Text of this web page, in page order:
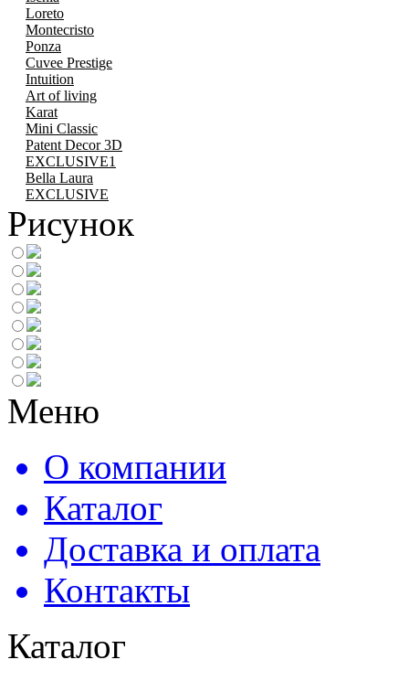
Loreto
Montecristo
Ponza
Cuvee Prestige
Intuition
Art of living
Karat
Mini Classic
Patent Decor 3D
EXCLUSIVE1
Bella Laura
EXCLUSIVE
Рисунок
Меню
О компании
Каталог
Доставка и оплата
Контакты
Каталог